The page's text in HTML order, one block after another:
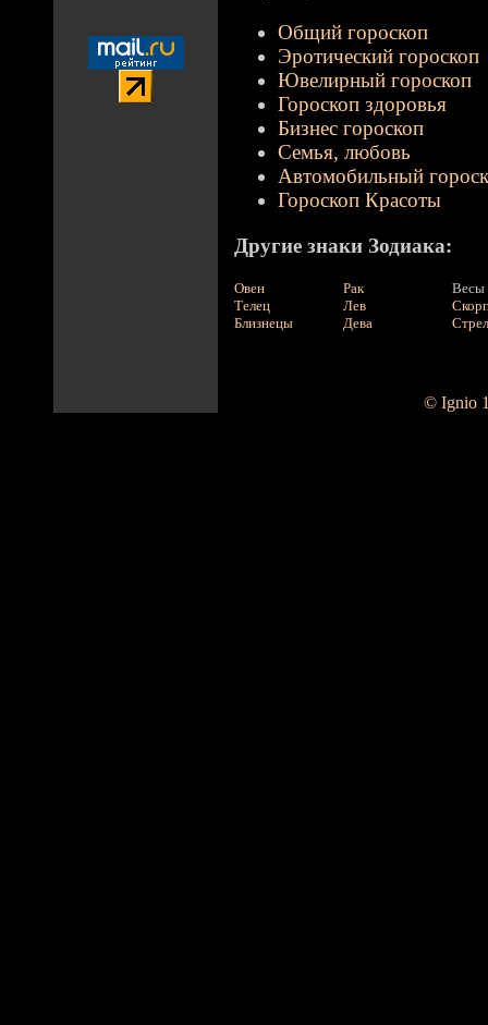
Общий гороскоп
Эротический гороскоп
Ювелирный гороскоп
Гороскоп здоровья
Бизнес гороскоп
Семья, любовь
Автомобильный
Гороскоп Красоты
Другие знаки Зодиака:
Овен
Телец
Близнецы
Рак
Лев
Дева
Весы
© Ignio